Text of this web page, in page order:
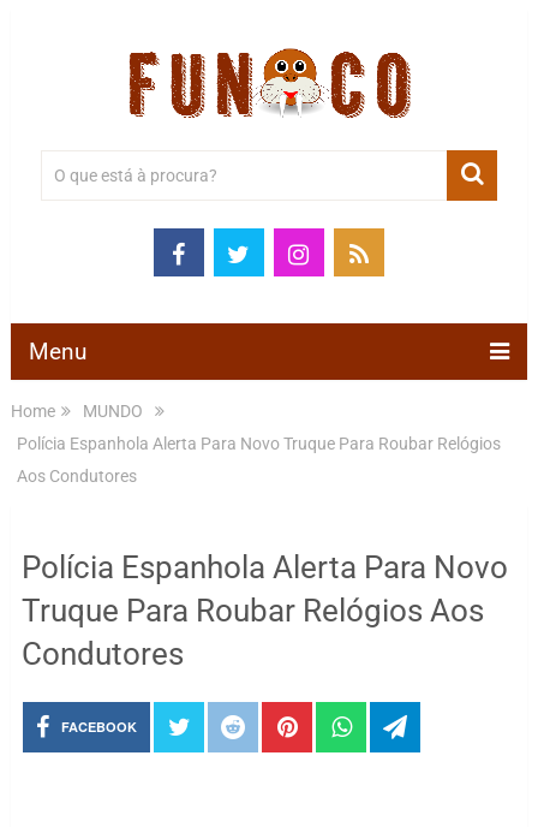
Menu
Home
MUNDO
Polícia Espanhola Alerta Para Novo Truque Para Roubar Relógios
Aos Condutores
Polícia Espanhola Alerta Para Novo
Truque Para Roubar Relógios Aos
Condutores
FACEBOOK